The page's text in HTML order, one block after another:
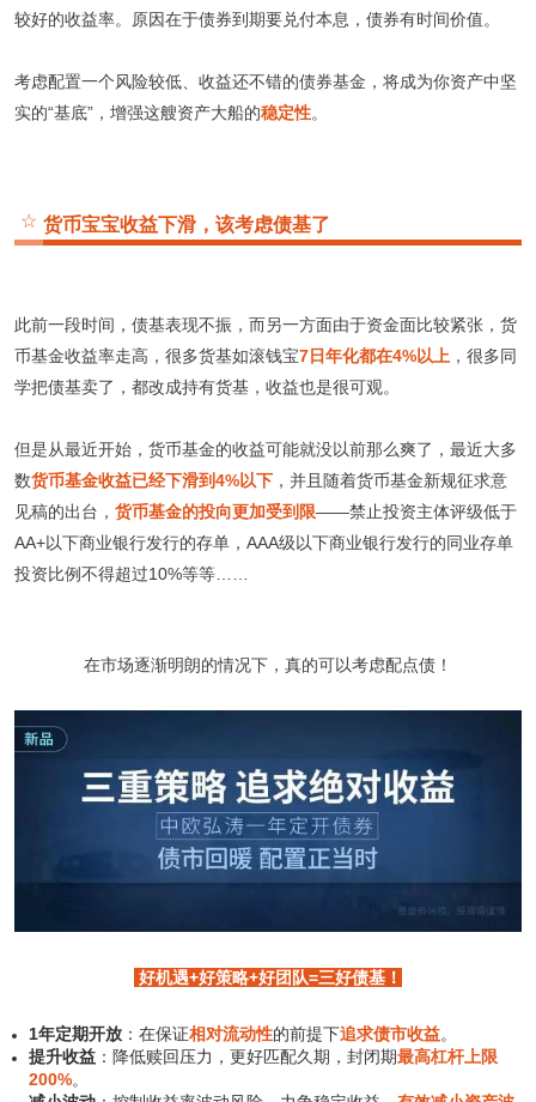
较好的收益率。原因在于债券到期要兑付本息，债券有时间价值。
考虑配置一个风险较低、收益还不错的债券基金，将成为你资产中坚
实的“基底”，增强这艘资产大船的稳定性。
☆ 货币宝宝收益下滑，该考虑债基了
此前一段时间，债基表现不振，而另一方面由于资金面比较紧张，货
币基金收益率走高，很多货基如滚钱宝7日年化都在4%以上 ，很多同
学把债基卖了，都改成持有货基，收益也是很可观。
但是从最近开始，货币基金的收益可能就没以前那么爽了，最近大多
数货币基金收益已经下滑到4%以下 ，并且随着货币基金新规征求意
见稿的出台， 货币基金的投向更加受到限——禁止投资主体评级低于
AA+以下商业银行发行的存单，AAA级以下商业银行发行的同业存单
投资比例不得超过10%等等……
在市场逐渐明朗的情况下，真的可以考虑配点债！
好机遇+好策略+好团队=三好债基！
1年定期开放 ：在保证相对流动性的前提下追求债市收益。
提升收益 ：降低赎回压力，更好匹配久期，封闭期最高杠杆上限
200%。